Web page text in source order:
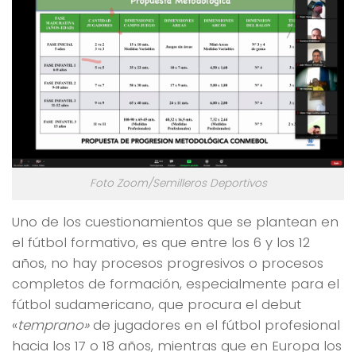
Foto Zoom/Semilleros Deportivos
Uno de los cuestionamientos que se plantean en
el fútbol formativo, es que entre los 6 y los 12
años, no hay procesos progresivos o procesos
completos de formación, especialmente para el
fútbol sudamericano, que procura el debut
«temprano»de jugadores en el fútbol profesional
hacia los 17 o 18 años, mientras que en Europa los